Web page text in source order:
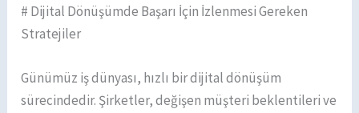
# Dijital Dönüşümde Başarı İçin İzlenmesi Gereken
Stratejiler
Günümüz iş dünyası, hızlı bir dijital dönüşüm
sürecindedir. Şirketler, değişen müşteri beklentileri ve